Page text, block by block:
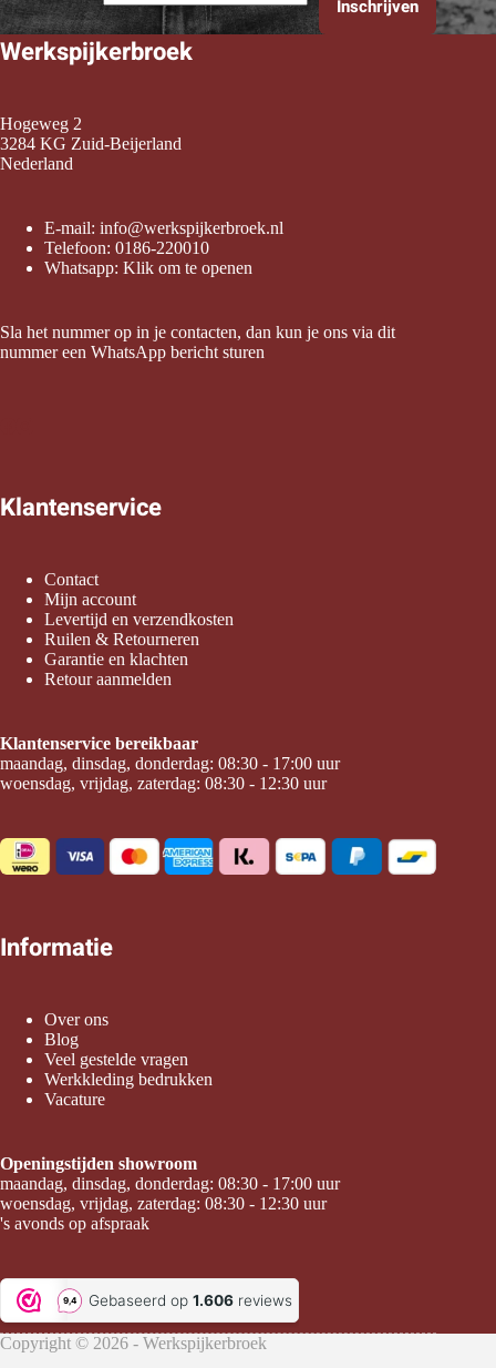
Werkspijkerbroek
Hogeweg 2
3284 KG Zuid-Beijerland
Nederland
E-mail: info@werkspijkerbroek.nl
Telefoon: 0186-220010
Whatsapp: Klik om te openen
Sla het nummer op in je contacten, dan kun je ons via dit
nummer een WhatsApp bericht sturen
Klantenservice
Contact
Mijn account
Levertijd en verzendkosten
Ruilen & Retourneren
Garantie en klachten
Retour aanmelden
Klantenservice bereikbaar
maandag, dinsdag, donderdag: 08:30 - 17:00 uur
woensdag, vrijdag, zaterdag: 08:30 - 12:30 uur
Informatie
Over ons
Blog
Veel gestelde vragen
Werkkleding bedrukken
Vacature
Openingstijden showroom
maandag, dinsdag, donderdag: 08:30 - 17:00 uur
woensdag, vrijdag, zaterdag: 08:30 - 12:30 uur
's avonds op afspraak
Copyright © 2026 - Werkspijkerbroek